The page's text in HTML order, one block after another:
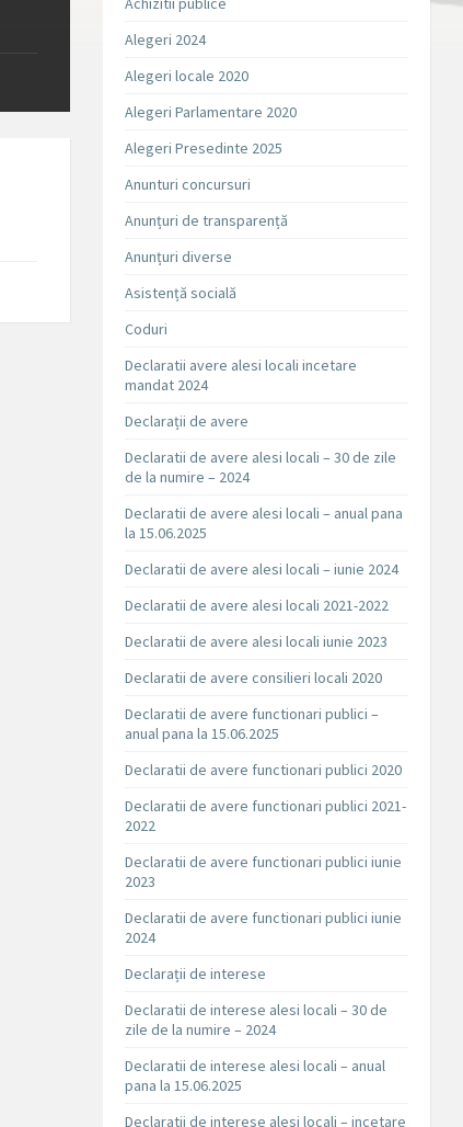
Alegeri 2024
Alegeri locale 2020
Alegeri Parlamentare 2020
Alegeri Presedinte 2025
Anunturi concursuri
Anunțuri de transparență
Anunțuri diverse
Asistență socială
Coduri
Declaratii avere alesi locali incetare
mandat 2024
Declarații de avere
Declaratii de avere alesi locali – 30 de zile
de la numire – 2024
Declaratii de avere alesi locali – anual pana
la 15.06.2025
Declaratii de avere alesi locali – iunie 2024
Declaratii de avere alesi locali 2021-2022
Declaratii de avere alesi locali iunie 2023
Declaratii de avere consilieri locali 2020
Declaratii de avere functionari publici –
anual pana la 15.06.2025
Declaratii de avere functionari publici 2020
Declaratii de avere functionari publici 2021-
2022
Declaratii de avere functionari publici iunie
2023
Declaratii de avere functionari publici iunie
2024
Declarații de interese
Declaratii de interese alesi locali – 30 de
zile de la numire – 2024
Declaratii de interese alesi locali – anual
pana la 15.06.2025
Declaratii de interese alesi locali – incetare